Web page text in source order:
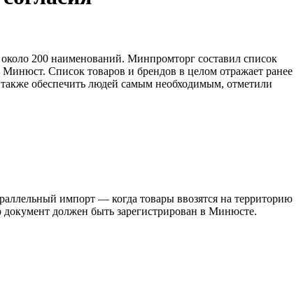
200 наименований. Минпромторг составил список
Минюст. Список товаров и брендов в целом отражает ранее
обеспечить людей самым необходимым, отметили
импорт — когда товары ввозятся на территорию
должен быть зарегистрирован в Минюсте.